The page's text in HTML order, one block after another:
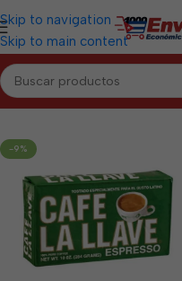
Skip to navigation
Skip to main content
Inicio/CIEGO DE ÁVILA/
-9%